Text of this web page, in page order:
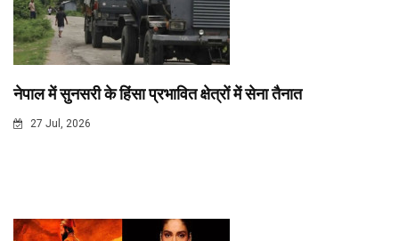
नेपाल में सुनसरी के हिंसा प्रभावित क्षेत्रों में सेना तैनात
27 Jul, 2026